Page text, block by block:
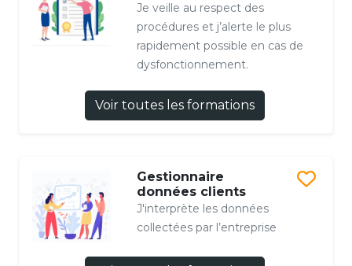
Je veille au respect des
procédures et j’alerte le plus
rapidement possible en cas de
dysfonctionnement.
Voir toutes les formations
Gestionnaire
données clients
J'interprète les données
collectées par l’entreprise